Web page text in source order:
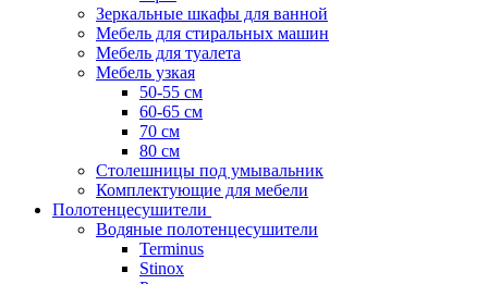
Зеркальные шкафы для ванной
Мебель для стиральных машин
Мебель для туалета
Мебель узкая
50-55 см
60-65 см
70 см
80 см
Столешницы под умывальник
Комплектующие для мебели
Полотенцесушители
Водяные полотенцесушители
Terminus
Stinox